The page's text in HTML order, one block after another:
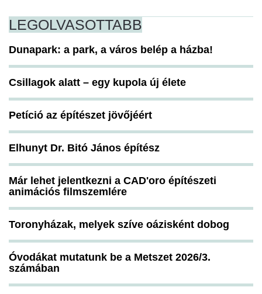
LEGOLVASOTTABB
Dunapark: a park, a város belép a házba!
Csillagok alatt – egy kupola új élete
Petíció az építészet jövőjéért
Elhunyt Dr. Bitó János építész
Már lehet jelentkezni a CAD'oro építészeti
animációs filmszemlére
Toronyházak, melyek szíve oázisként dobog
Óvodákat mutatunk be a Metszet 2026/3.
számában